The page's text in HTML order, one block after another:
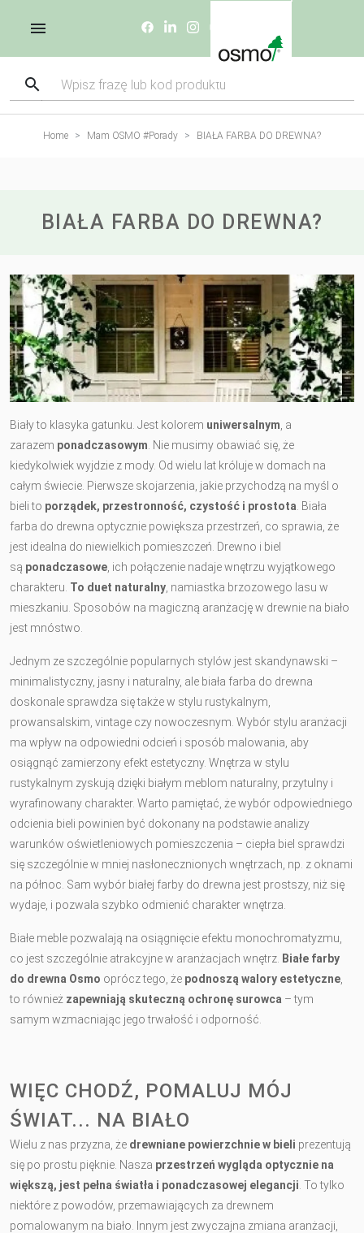
Home Mam OSMO #Porady BIAŁA FARBA DO DREWNA?
BIAŁA FARBA DO DREWNA?
Biały to klasyka gatunku. Jest kolorem uniwersalnym , a
zarazem ponadczasowym . Nie musimy obawiać się, że
kiedykolwiek wyjdzie z mody. Od wielu lat króluje w domach na
całym świecie. Pierwsze skojarzenia, jakie przychodzą na myśl o
bieli to porządek, przestronność, czystość i prostota . Biała
farba do drewna optycznie powiększa przestrzeń, co sprawia, że
jest idealna do niewielkich pomieszczeń. Drewno i biel
są ponadczasowe , ich połączenie nadaje wnętrzu wyjątkowego
charakteru. To duet naturalny , namiastka brzozowego lasu w
mieszkaniu. Sposobów na magiczną aranżację w drewnie na biało
jest mnóstwo.
Jednym ze szczególnie popularnych stylów jest skandynawski –
minimalistyczny, jasny i naturalny, ale biała farba do drewna
doskonale sprawdza się także w stylu rustykalnym,
prowansalskim, vintage czy nowoczesnym. Wybór stylu aranżacji
ma wpływ na odpowiedni odcień i sposób malowania, aby
osiągnąć zamierzony efekt estetyczny. Wnętrza w stylu
rustykalnym zyskują dzięki białym meblom naturalny, przytulny i
wyrafinowany charakter. Warto pamiętać, że wybór odpowiedniego
odcienia bieli powinien być dokonany na podstawie analizy
warunków oświetleniowych pomieszczenia – ciepła biel sprawdzi
się szczególnie w mniej nasłonecznionych wnętrzach, np. z oknami
na północ. Sam wybór białej farby do drewna jest prostszy, niż się
wydaje, i pozwala szybko odmienić charakter wnętrza.
Białe meble pozwalają na osiągnięcie efektu monochromatyzmu,
co jest szczególnie atrakcyjne w aranżacjach wnętrz. Białe farby
do drewna Osmo oprócz tego, że podnoszą walory estetyczne
to również zapewniają skuteczną ochronę surowca – tym
samym wzmacniając jego trwałość i odporność.
WIĘC CHODŹ, POMALUJ MÓJ
ŚWIAT... NA BIAŁO
Wielu z nas przyzna, że drewniane powierzchnie w bieli prezentują
się po prostu pięknie. Nasza przestrzeń wygląda optycznie na
większą, jest pełna światła i ponadczasowej elegancji . To tylko
niektóre z powodów, przemawiających za drewnem
pomalowanym na biało. Innym jest zwyczajna zmiana aranżacji,